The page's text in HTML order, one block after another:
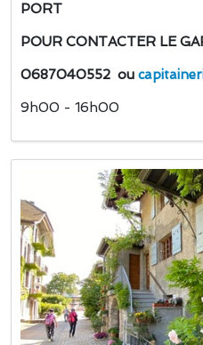
PORT
POUR CONTACTER LE
0687040552 ou
9h00 - 16h00